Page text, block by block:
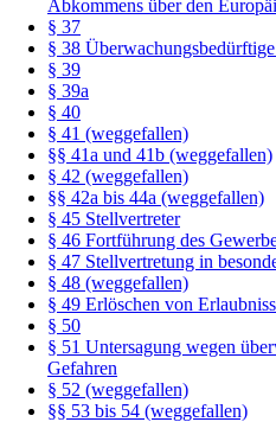
Abkommens über den
§ 37
§ 38
§ 39
§ 39a
§ 40
§ 41 (weggefallen)
§§ 41a und 41b (weggefallen)
§ 42 (weggefallen)
§§ 42a bis 44a (weggefallen)
§ 45 Stellvertreter
§ 46 Fortführung des
§ 47 Stellvertretung in
§ 48 (weggefallen)
§ 49 Erlöschen von
§ 50
§ 51 Untersagung wegen
Gefahren
§ 52 (weggefallen)
§§ 53 bis 54 (weggefallen)